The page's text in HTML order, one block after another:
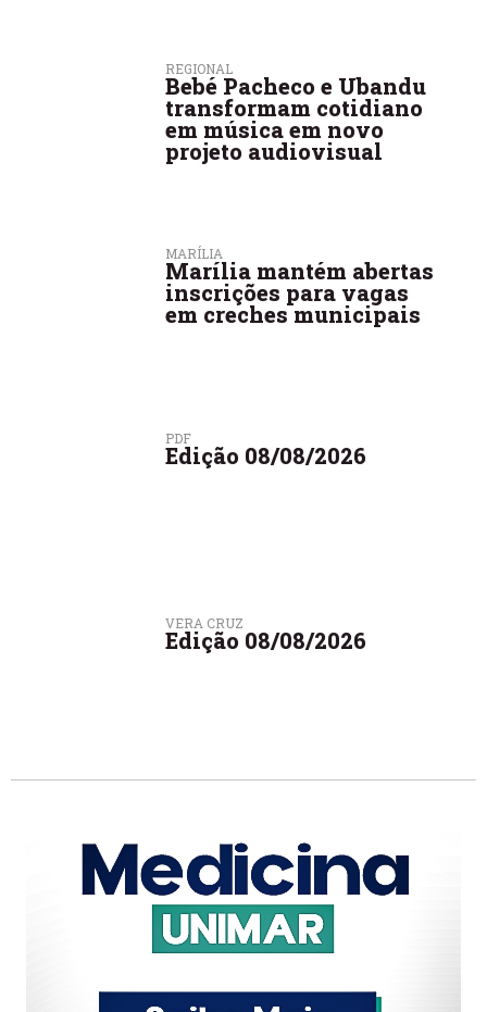
REGIONAL
Bebé Pacheco e Ubandu
transformam cotidiano
em música em novo
projeto audiovisual
MARÍLIA
Marília mantém abertas
inscrições para vagas
em creches municipais
PDF
Edição 08/08/2026
VERA CRUZ
Edição 08/08/2026